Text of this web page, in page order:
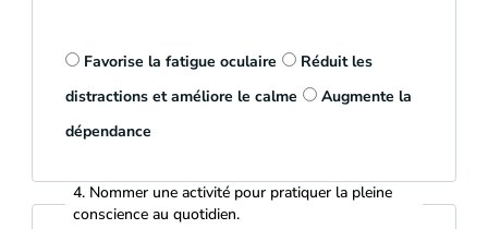
Favorise la fatigue oculaire
Réduit les
distractions et améliore le calme
Augmente la
dépendance
4. Nommer une activité pour pratiquer la pleine
conscience au quotidien.